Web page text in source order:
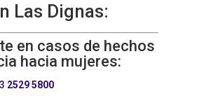
Las Dignas:
en casos de hechos
hacia mujeres:
2529 5800